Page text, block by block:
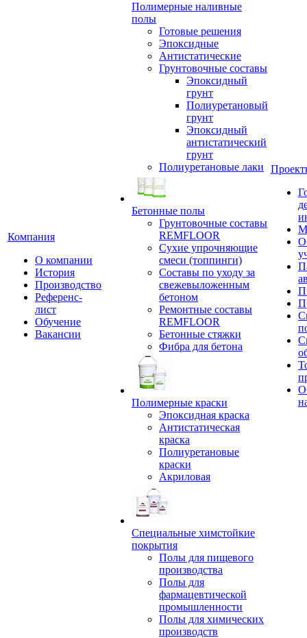
Компания
О компании
История
Производство
Референс-
лист
Обучение
Вакансии
Полимерные наливные
полы
Готовые решения
Эпоксидные
Антистатические
Грунтовочные составы
Эпоксидный
грунт
Полиуретановый
грунт
Эпоксидный
антистатический
грунт
Полиуретановые лаки
Бетонные полы
Грунтовочные составы
REMFLOOR
Сухие упрочняющие
смеси (топпинги)
Составы по уходу за
свежевыложенным
бетоном
Ремонтные составы
REMFLOOR
Бетонные стяжки
Фибра для бетона
Полимерные краски
Эпоксидная краска
Антистатическая
краска
Полиуретановые
краски
Акриловая
Специальные химстойкие
покрытия
Полы для пищевого
производства
Полы для
фармацевтической
промышленности
Полы для химических
производств